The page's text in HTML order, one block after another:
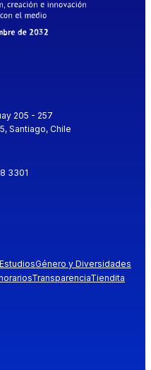
205 - 257
Santiago, Chile
3301
Género y Diversidades
TransparenciaTiendita